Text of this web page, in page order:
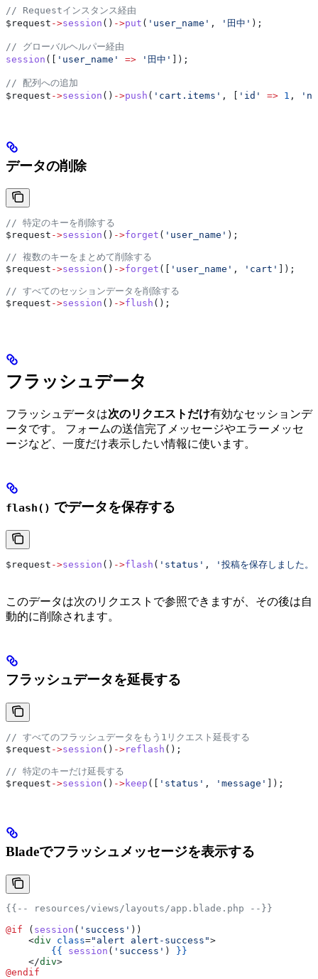
// Requestインスタンス経由
$request ->session () ->put ( 'user_name' , '田中' );
// グローバルヘルパー経由
session ([ 'user_name' => '田中' ]);
// 配列への追加
$request ->session () ->push ( 'cart.items' , [ 'id' => 1 ,
データの削除
// 特定のキーを削除する
$request ->session () ->forget ( 'user_name' );
// 複数のキーをまとめて削除する
$request ->session () ->forget ([ 'user_name' , 'cart' ]);
// すべてのセッションデータを削除する
$request ->session () ->flush ();
フラッシュデータ
フラッシュデータは次のリクエストだけ有効なセッションデ
ータです。 フォームの送信完了メッセージやエラーメッセ
ージなど、一度だけ表示したい情報に使います。
flash() でデータを保存する
$request ->session () ->flash ( 'status' , '投稿を保存しました
このデータは次のリクエストで参照できますが、その後は自
動的に削除されます。
フラッシュデータを延長する
// すべてのフラッシュデータをもう1リクエスト延長する
$request ->session () ->reflash ();
// 特定のキーだけ延長する
$request ->session () ->keep ([ 'status' , 'message' ]);
Bladeでフラッシュメッセージを表示する
{{-- resources/views/layouts/app.blade.php --}}
@if
( session ( 'success' ))
    <
div class="alert alert-success">
        {{
session ( 'success' )
}}
    </
div>
@endif